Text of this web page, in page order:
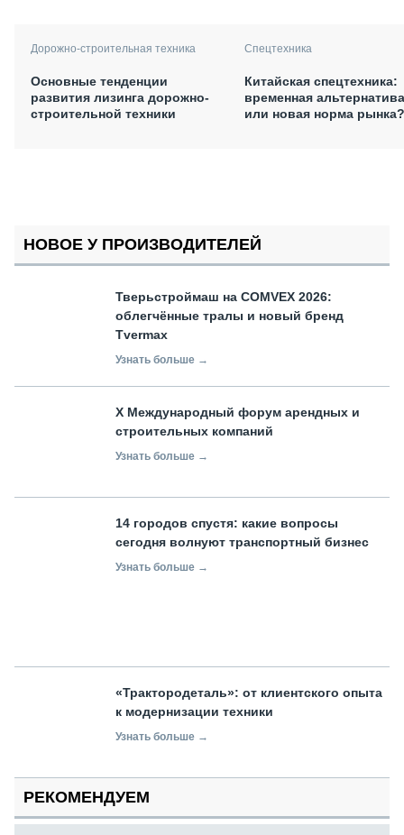
Дорожно-строительная техника
Основные тенденции
развития лизинга дорожно-
строительной техники
Спецтехника
Китайская спецтехника:
временная альтернатива
или новая норма рынка?
НОВОЕ У ПРОИЗВОДИТЕЛЕЙ
Тверьстроймаш на COMVEX 2026:
облегчённые тралы и новый бренд
Tvermax
Узнать больше →
X Международный форум арендных и
строительных компаний
Узнать больше →
14 городов спустя: какие вопросы
сегодня волнуют транспортный бизнес
Узнать больше →
«Трактородеталь»: от клиентского опыта
к модернизации техники
Узнать больше →
РЕКОМЕНДУЕМ